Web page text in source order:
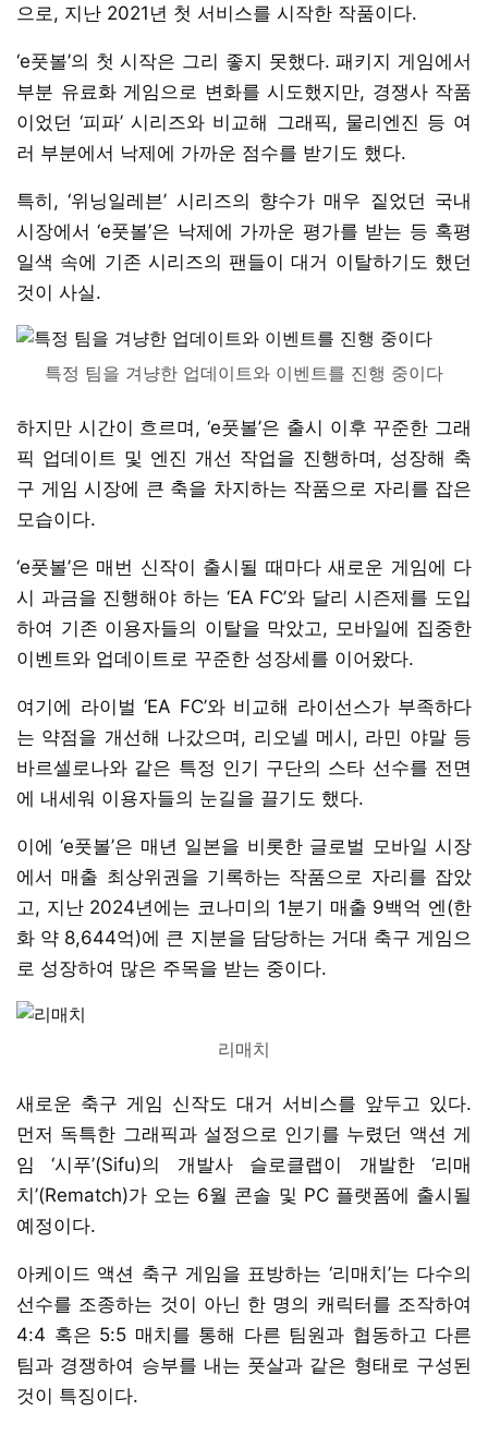
으로, 지난 2021년 첫 서비스를 시작한 작품이다.
‘e풋볼’의 첫 시작은 그리 좋지 못했다. 패키지 게임에서
부분 유료화 게임으로 변화를 시도했지만, 경쟁사 작품
이었던 ‘피파’ 시리즈와 비교해 그래픽, 물리엔진 등 여
러 부분에서 낙제에 가까운 점수를 받기도 했다.
특히, ‘위닝일레븐’ 시리즈의 향수가 매우 짙었던 국내
시장에서 ‘e풋볼’은 낙제에 가까운 평가를 받는 등 혹평
일색 속에 기존 시리즈의 팬들이 대거 이탈하기도 했던
것이 사실.
특정 팀을 겨냥한 업데이트와 이벤트를 진행 중이다
하지만 시간이 흐르며, ‘e풋볼’은 출시 이후 꾸준한 그래
픽 업데이트 및 엔진 개선 작업을 진행하며, 성장해 축
구 게임 시장에 큰 축을 차지하는 작품으로 자리를 잡은
모습이다.
‘e풋볼’은 매번 신작이 출시될 때마다 새로운 게임에 다
시 과금을 진행해야 하는 ‘EA FC’와 달리 시즌제를 도입
하여 기존 이용자들의 이탈을 막았고, 모바일에 집중한
이벤트와 업데이트로 꾸준한 성장세를 이어왔다.
여기에 라이벌 ‘EA FC’와 비교해 라이선스가 부족하다
는 약점을 개선해 나갔으며, 리오넬 메시, 라민 야말 등
바르셀로나와 같은 특정 인기 구단의 스타 선수를 전면
에 내세워 이용자들의 눈길을 끌기도 했다.
이에 ‘e풋볼’은 매년 일본을 비롯한 글로벌 모바일 시장
에서 매출 최상위권을 기록하는 작품으로 자리를 잡았
고, 지난 2024년에는 코나미의 1분기 매출 9백억 엔(한
화 약 8,644억)에 큰 지분을 담당하는 거대 축구 게임으
로 성장하여 많은 주목을 받는 중이다.
리매치
새로운 축구 게임 신작도 대거 서비스를 앞두고 있다.
먼저 독특한 그래픽과 설정으로 인기를 누렸던 액션 게
임 ‘시푸’(Sifu)의 개발사 슬로클랩이 개발한 ‘리매
치’(Rematch)가 오는 6월 콘솔 및 PC 플랫폼에 출시될
예정이다.
아케이드 액션 축구 게임을 표방하는 ‘리매치’는 다수의
선수를 조종하는 것이 아닌 한 명의 캐릭터를 조작하여
4:4 혹은 5:5 매치를 통해 다른 팀원과 협동하고 다른
팀과 경쟁하여 승부를 내는 풋살과 같은 형태로 구성된
것이 특징이다.